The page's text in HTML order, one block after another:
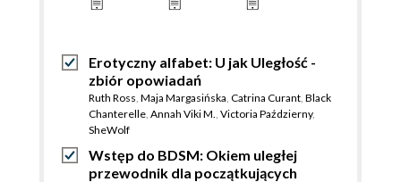
Erotyczny alfabet: U jak Uległość -
zbiór opowiadań
Ruth Ross Maja Margasińska Catrina Curant Black
Chanterelle Annah Viki M. Victoria Październy,
SheWolf
Wstęp do BDSM: Okiem uległej
przewodnik dla początkujących